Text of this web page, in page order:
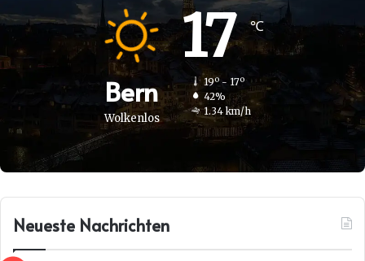
Bern
Wolkenlos
17℃
19º - 17º
42%
1.34 km/h
Neueste Nachrichten